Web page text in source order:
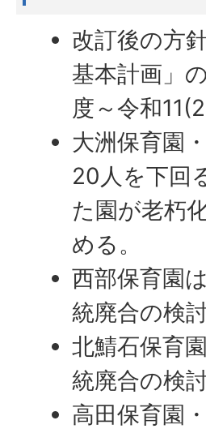
改訂後の方
基本計画」
度～令和
大洲保育園
20人を下回
た園が老朽
める。
西部保育園
統廃合の検
北鯖石保育
統廃合の検
高田保育園